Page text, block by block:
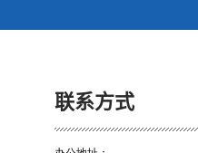
联系方式